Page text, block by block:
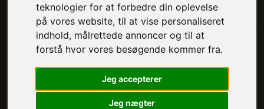
teknologier for at forbedre din oplevelse
på vores website, til at vise personaliseret
indhold, målrettede annoncer og til at
forstå hvor vores besøgende kommer fra.
Jeg accepterer
Jeg nægter
Beregn prisen her
MALEROPGAVER - INDVENDIGT:
MALEROPGAVER - UDVENDIGT: